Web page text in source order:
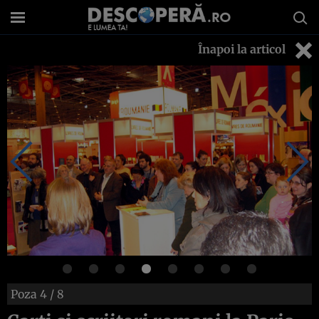
Înapoi la articol
Poza 4 / 8